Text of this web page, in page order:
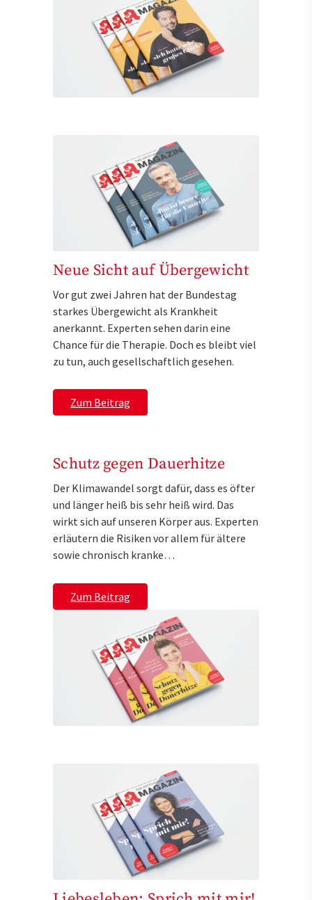
Neue Sicht auf Übergewicht
Vor gut zwei Jahren hat der Bundestag
starkes Übergewicht als Krankheit
anerkannt. Experten sehen darin eine
Chance für die Therapie. Doch es bleibt viel
zu tun, auch gesellschaftlich gesehen.
Zum Beitrag
Schutz gegen Dauerhitze
Der Klimawandel sorgt dafür, dass es öfter
und länger heiß bis sehr heiß wird. Das
wirkt sich auf unseren Körper aus. Experten
erläutern die Risiken vor allem für ältere
sowie chronisch kranke…
Zum Beitrag